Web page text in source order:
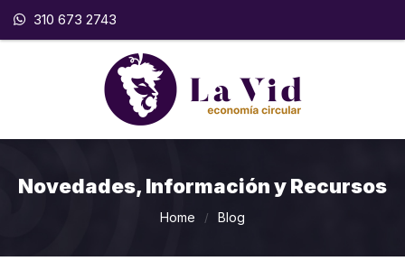
310 673 2743
Novedades, Información y Recursos
Home / Blog